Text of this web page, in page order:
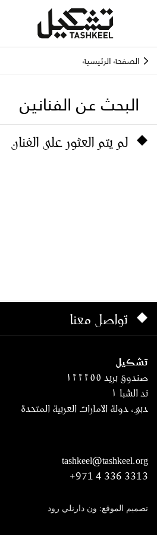
الصفحة الرئيسية
البحث عن الفنانين
لم يتم العثور على الفنان
تواصل معنا
تشكيل
صندوق بريد ١٢٢٢٥٥
ند الشبا ١
دبي، دولة الامارات العربية المتحدة
tashkeel@tashkeel.org
+971 4 336 3313
تصميم الموقع: ون دارنلي رود